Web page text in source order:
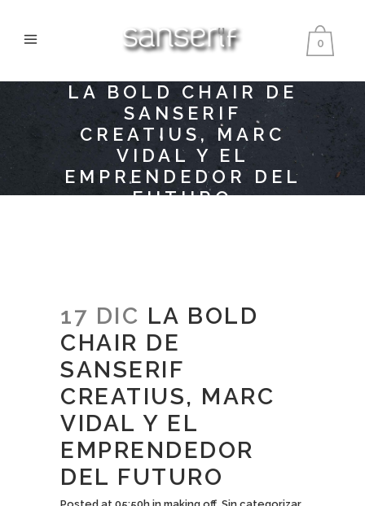
0
LA BOLD CHAIR DE
SANSERIF
CREATIUS, MARC
VIDAL Y EL
EMPRENDEDOR DEL
FUTURO
17 DIC LA BOLD
CHAIR DE
SANSERIF
CREATIUS, MARC
VIDAL Y EL
EMPRENDEDOR
DEL FUTURO